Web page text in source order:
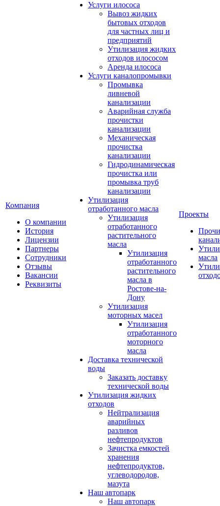
Компания
О компании
История
Лицензии
Партнеры
Сотрудники
Отзывы
Вакансии
Реквизиты
Услуги илососа
Вывоз жидких
бытовых отходов
для частных лиц и
предприятий
Утилизация жидких
отходов илососом
Аренда илососа
Услуги каналопромывки
Промывка
ливневой
канализации
Аварийная служба
прочистки
канализации
Механическая
прочистка
канализации
Гидродинамическая
прочистка или
промывка труб
канализации
Утилизация
отработанного масла
Утилизация
отработанного
растительного
масла
Утилизация
отработанного
растительного
масла в
Ростове-на-
Дону
Утилизация
моторных масел
Утилизация
отработанного
моторного
масла
Доставка технической
воды
Заказать доставку
технической воды
Утилизация жидких
отходов
Нейтрализация
аварийных
разливов
нефтепродуктов
Зачистка емкостей
хранения
нефтепродуктов,
углеводородов,
мазута
Наш автопарк
Наш автопарк
Проекты
масла